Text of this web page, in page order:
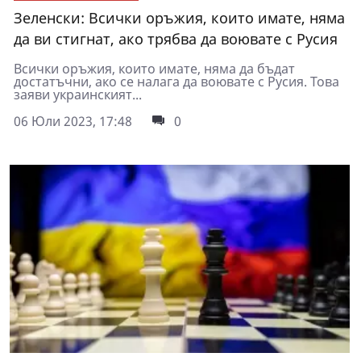
Зеленски: Всички оръжия, които имате, няма
да ви стигнат, ако трябва да воювате с Русия
Всички оръжия, които имате, няма да бъдат
достатъчни, ако се налага да воювате с Русия. Това
заяви украинският...
06 Юли 2023, 17:48
0